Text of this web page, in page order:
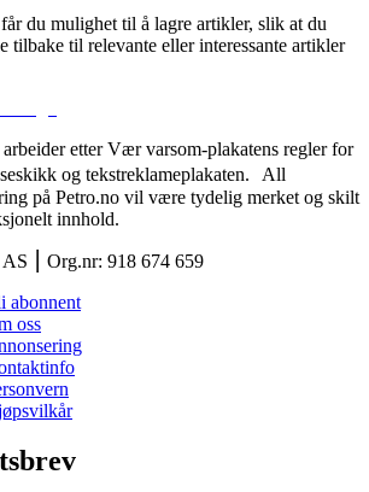
du mulighet til å lagre artikler, slik at du
tilbake til relevante eller interessante artikler
arbeider etter Vær varsom-plakatens regler for
og tekstreklameplakaten. All
på Petro.no vil være tydelig merket og skilt
innhold.
AS ⎮ Org.nr: 918 674 659
abonnent
oss